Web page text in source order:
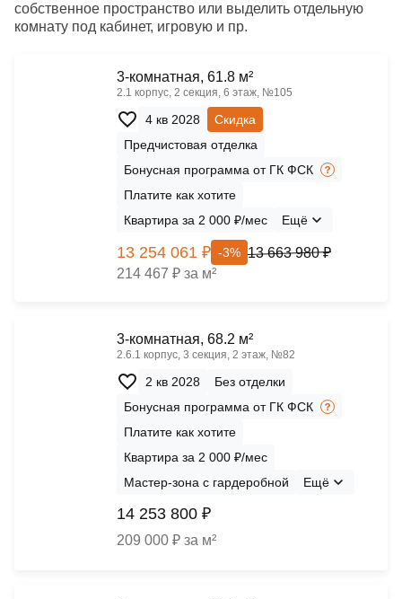
собственное пространство или выделить отдельную
комнату под кабинет, игровую и пр.
3-комнатная, 61.8 м²
2.1 корпус, 2 секция, 6 этаж, №105
4 кв 2028
Скидка
Предчистовая отделка
Бонусная программа от ГК ФСК
Платите как хотите
Квартира за 2 000 ₽/мес
Ещё
13 254 061 ₽ -3% 13 663 980 ₽
214 467 ₽ за м²
3-комнатная, 68.2 м²
2.6.1 корпус, 3 секция, 2 этаж, №82
2 кв 2028
Без отделки
Бонусная программа от ГК ФСК
Платите как хотите
Квартира за 2 000 ₽/мес
Мастер-зона с гардеробной
Ещё
14 253 800 ₽
209 000 ₽ за м²